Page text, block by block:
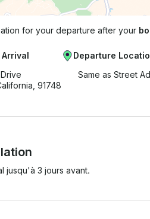
for your departure after your
91748
Departure
Same as Street
jusqu'à 3 jours avant.